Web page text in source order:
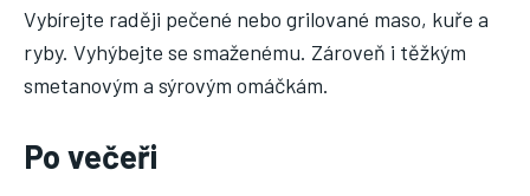
Vybírejte raději pečené nebo grilované maso, kuře a
ryby. Vyhýbejte se smaženému. Zároveň i těžkým
smetanovým a sýrovým omáčkám.
Po večeři